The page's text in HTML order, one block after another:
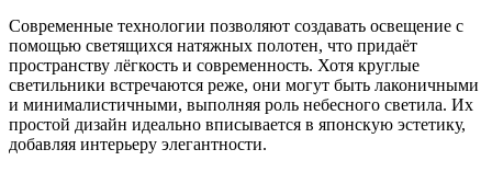
Современные технологии позволяют создавать освещение с
помощью светящихся натяжных полотен, что придаёт
пространству лёгкость и современность. Хотя круглые
светильники встречаются реже, они могут быть лаконичными
и минималистичными, выполняя роль небесного светила. Их
простой дизайн идеально вписывается в японскую эстетику,
добавляя интерьеру элегантности.